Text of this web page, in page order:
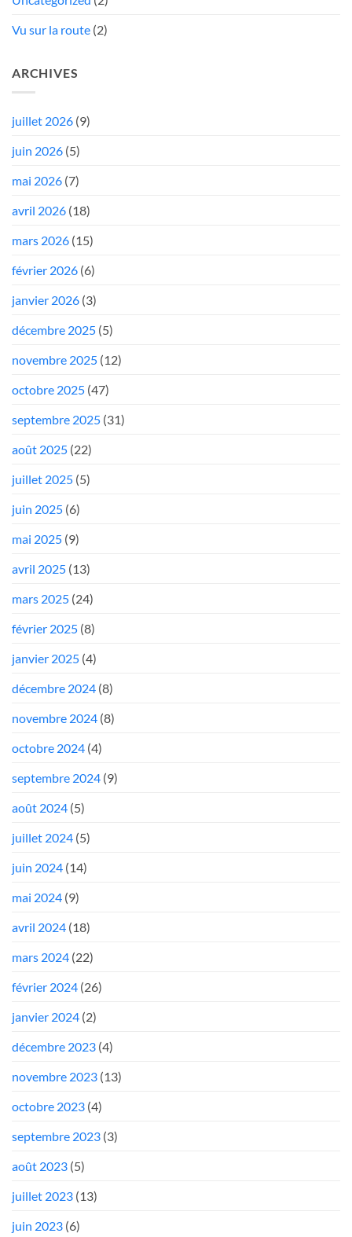
Vu sur la route (2)
ARCHIVES
juillet 2026 (9)
juin 2026 (5)
mai 2026 (7)
avril 2026 (18)
mars 2026 (15)
février 2026 (6)
janvier 2026 (3)
décembre 2025 (5)
novembre 2025 (12)
octobre 2025 (47)
septembre 2025 (31)
août 2025 (22)
juillet 2025 (5)
juin 2025 (6)
mai 2025 (9)
avril 2025 (13)
mars 2025 (24)
février 2025 (8)
janvier 2025 (4)
décembre 2024 (8)
novembre 2024 (8)
octobre 2024 (4)
septembre 2024 (9)
août 2024 (5)
juillet 2024 (5)
juin 2024 (14)
mai 2024 (9)
avril 2024 (18)
mars 2024 (22)
février 2024 (26)
janvier 2024 (2)
décembre 2023 (4)
novembre 2023 (13)
octobre 2023 (4)
septembre 2023 (3)
août 2023 (5)
juillet 2023 (13)
juin 2023 (6)